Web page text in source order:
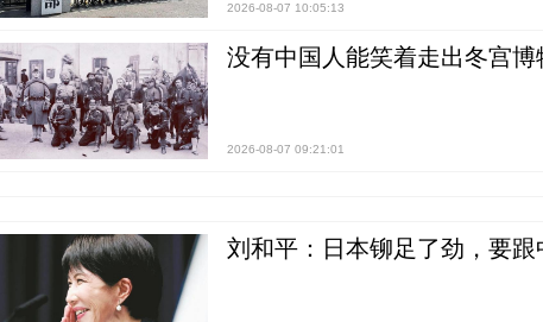
2026-08-07 10:05:13
没有中国人能笑着走出冬宫
2026-08-07 09:21:01
刘和平：日本铆足了劲，要